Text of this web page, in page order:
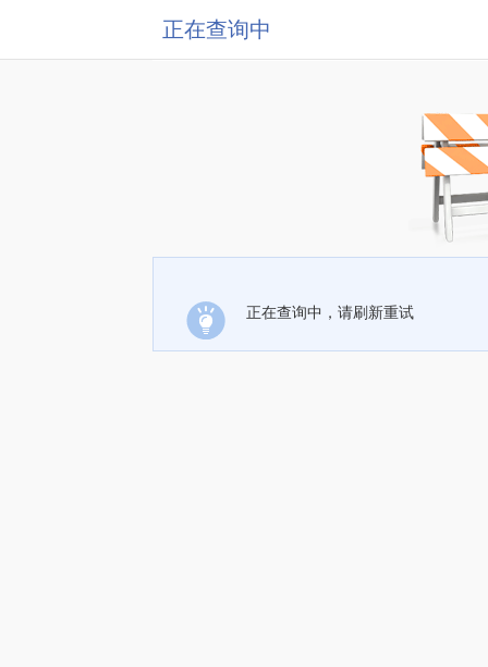
正在查询中
正在查询中，请刷新重试